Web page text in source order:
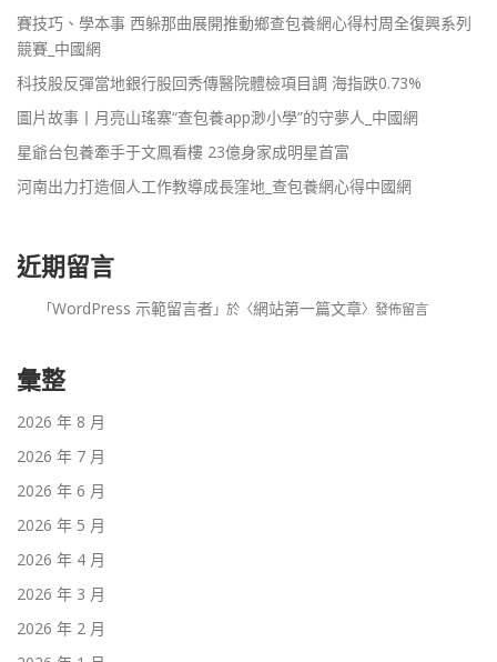
賽技巧、學本事 西躲那曲展開推動鄉查包養網心得村周全復興系列
競賽_中國網
科技股反彈當地銀行股回秀傳醫院體檢項目調 海指跌0.73%
圖片故事丨月亮山瑤寨“查包養app渺小學”的守夢人_中國網
星爺台包養牽手于文鳳看樓 23億身家成明星首富
河南出力打造個人工作教導成長窪地_查包養網心得中國網
近期留言
「WordPress 示範留言者」於〈網站第一篇文章〉發佈留言
彙整
2026 年 8 月
2026 年 7 月
2026 年 6 月
2026 年 5 月
2026 年 4 月
2026 年 3 月
2026 年 2 月